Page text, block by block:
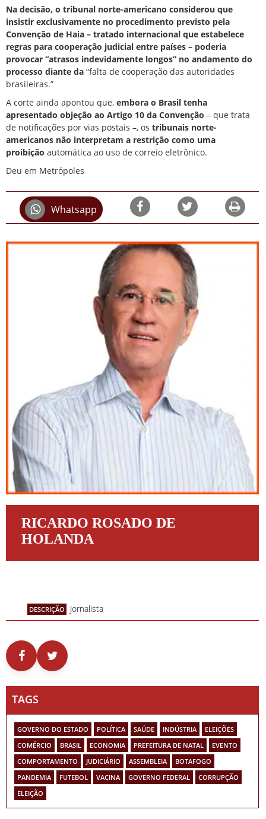
Na decisão, o tribunal norte-americano considerou que
insistir exclusivamente no procedimento previsto pela
Convenção de Haia – tratado internacional que estabelece
regras para cooperação judicial entre países – poderia
provocar “atrasos indevidamente longos” no andamento do
processo diante da “falta de cooperação das autoridades
brasileiras.”
A corte ainda apontou que, embora o Brasil tenha
apresentado objeção ao Artigo 10 da Convenção – que trata
de notificações por vias postais –, os tribunais norte-
americanos não interpretam a restrição como uma
proibição automática ao uso de correio eletrônico.
Deu em Metrópoles
Whatsapp
RICARDO ROSADO DE
HOLANDA
DESCRIÇÃO Jornalista
TAGS
GOVERNO DO ESTADO POLÍTICA SAÚDE INDÚSTRIA
ELEIÇÕES
COMÉRCIO
BRASIL ECONOMIA PREFEITURA DE NATAL
EVENTO
COMPORTAMENTO
JUDICIÁRIO ASSEMBLEIA
BOTAFOGO
PANDEMIA
FUTEBOL VACINA GOVERNO FEDERAL
CORRUPÇÃO
ELEIÇÃO